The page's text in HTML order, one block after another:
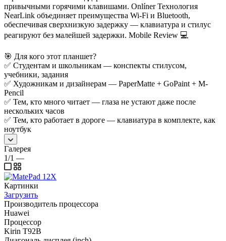
привычными горячими клавишами. Onlíner Технология
NearLink объединяет преимущества Wi-Fi и Bluetooth,
обеспечивая сверхнизкую задержку — клавиатура и стилус
реагируют без малейшей задержки. Mobile Review 💻
🎯 Для кого этот планшет?
✅ Студентам и школьникам — конспекты стилусом,
учебники, задания
✅ Художникам и дизайнерам — PaperMatte + GoPaint + M-
Pencil
✅ Тем, кто много читает — глаза не устают даже после
нескольких часов
✅ Тем, кто работает в дороге — клавиатура в комплекте, как
ноутбук
Галерея
1/1 —
Картинки
Загрузить
Производитель процессора
Huawei
Процессор
Kirin T92B